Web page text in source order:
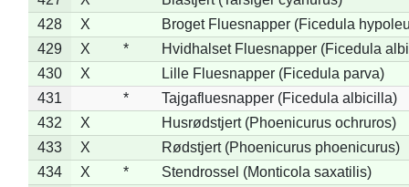
428
X
Broget Fluesnapper (Ficedula
429
X *
Hvidhalset Fluesnapper (Ficedula
430
X
Lille Fluesnapper (Ficedula parva)
431
*
Tajgafluesnapper (Ficedula albicilla)
432
X
Husrødstjert (Phoenicurus ochruros)
433
X
Rødstjert (Phoenicurus phoenicurus)
434
X *
Stendrossel (Monticola saxatilis)